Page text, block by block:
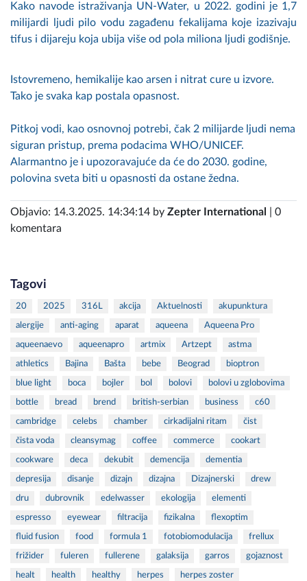
Kako navode istraživanja UN-Water, u 2022. godini je 1,7
milijardi ljudi pilo vodu zagađenu fekalijama koje izazivaju
tifus i dijareju koja ubija više od pola miliona ljudi godišnje.
Istovremeno, hemikalije kao arsen i nitrat cure u izvore.
Tako je svaka kap postala opasnost.
Pitkoj vodi, kao osnovnoj potrebi, čak 2 milijarde ljudi nema
siguran pristup, prema podacima WHO/UNICEF.
Alarmantno je i upozoravajuće da će do 2030. godine,
polovina sveta biti u opasnosti da ostane žedna.
Objavio: 14.3.2025. 14:34:14 by Zepter International | 0
komentara
Tagovi
20 2025 316L akcija Aktuelnosti akupunktura
alergije anti-aging aparat aqueena Aqueena Pro
aqueenaevo aqueenapro artmix Artzept astma
athletics Bajina Bašta bebe Beograd bioptron
blue light boca bojler bol bolovi bolovi u zglobovima
bottle bread brend british-serbian business c60
cambridge celebs chamber cirkadijalni ritam čist
čista voda cleansymag coffee commerce cookart
cookware deca dekubit demencija dementia
depresija disanje dizajn dizajna Dizajnerski drew
dru dubrovnik edelwasser ekologija elementi
espresso eyewear filtracija fizikalna flexoptim
fluid fusion food formula 1 fotobiomodulacija frellux
frižider fuleren fullerene galaksija garros gojaznost
healt health healthy herpes herpes zoster